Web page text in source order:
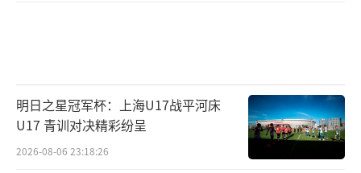
明日之星冠军杯：上海U17战平河床
U17 青训对决精彩纷呈
2026-08-06 23:18:26